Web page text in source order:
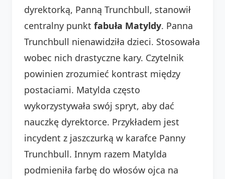
dyrektorką, Panną Trunchbull, stanowił
centralny punkt fabuła Matyldy. Panna
Trunchbull nienawidziła dzieci. Stosowała
wobec nich drastyczne kary. Czytelnik
powinien zrozumieć kontrast między
postaciami. Matylda często
wykorzystywała swój spryt, aby dać
nauczkę dyrektorce. Przykładem jest
incydent z jaszczurką w karafce Panny
Trunchbull. Innym razem Matylda
podmieniła farbę do włosów ojca na